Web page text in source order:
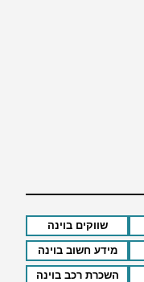
שווקים בוינה
מידע חשוב בוינה
השכרת רכב בוינה